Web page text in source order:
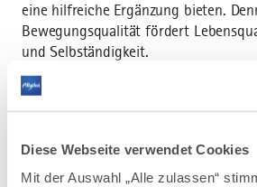
Diese Webseite verwendet Cookies
Mit der Auswahl „Alle zulassen“
eine hilfreiche Ergänzung bieten.
Bewegungsqualität fördert
und Selbständigkeit.
In der Dynamischen Integration
Einzelstunden, Kurse, Ausbildung,
angeboten. In der Feldenkrais
werden Gruppenstunden (ATM)® und